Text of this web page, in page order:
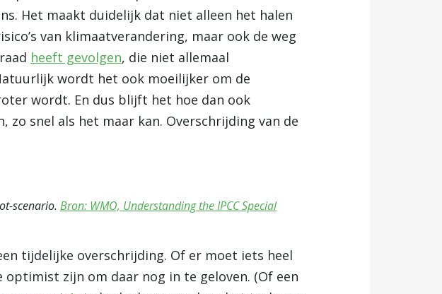
Het maakt duidelijk dat niet alleen het halen
van klimaatverandering, maar ook de weg
heeft gevolgen, die niet allemaal
wordt het ook moeilijker om de
wordt. En dus blijft het hoe dan ook
snel als het maar kan. Overschrijding van de
scenario. Bron: WMO, Understanding the IPCC Special
tijdelijke overschrijding. Of er moet iets heel
zijn om daar nog in te geloven. (Of een